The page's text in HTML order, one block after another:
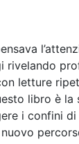
rivelando
letture
libro è la
i confini